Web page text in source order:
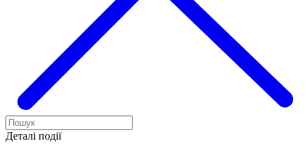
Деталі події